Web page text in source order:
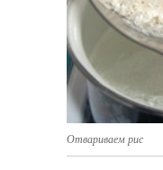
Отвариваем рис